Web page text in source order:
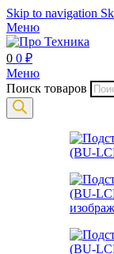
Skip to navigation
Меню
0 0 ₽
Меню
Поиск товаров